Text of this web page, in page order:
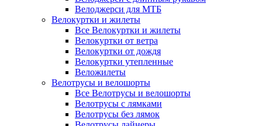
Велоджерси для МТБ
Велокуртки и жилеты
Все Велокуртки и жилеты
Велокуртки от ветра
Велокуртки от дождя
Велокуртки утепленные
Веложилеты
Велотрусы и велошорты
Все Велотрусы и велошорты
Велотрусы с лямками
Велотрусы без лямок